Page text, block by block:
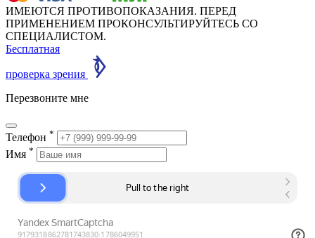
ИМЕЮТСЯ ПРОТИВОПОКАЗАНИЯ. ПЕРЕД
ПРИМЕНЕНИЕМ ПРОКОНСУЛЬТИРУЙТЕСЬ СО
СПЕЦИАЛИСТОМ.
Бесплатная
проверка зрения
Перезвоните мне
Телефон *
Имя *